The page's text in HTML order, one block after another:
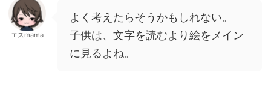
エスmama
よく考えたらそうかもしれない。
子供は、文字を読むより絵をメイン
に見るよね。